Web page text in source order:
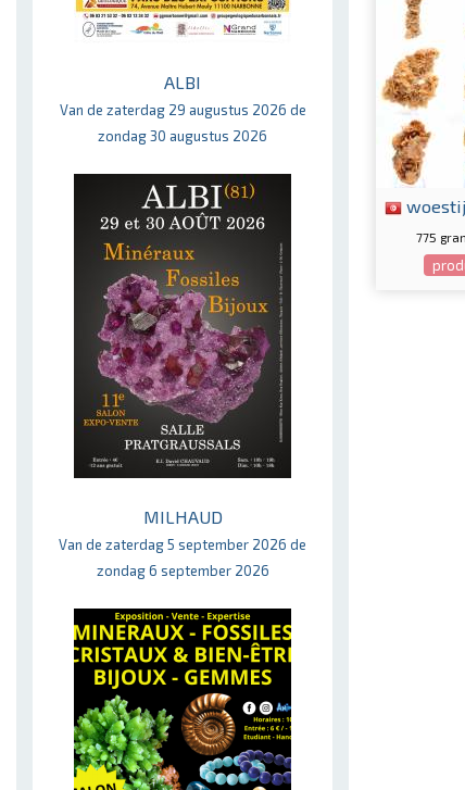
ALBI
Van de zaterdag 29 augustus 2026 de
zondag 30 augustus 2026
MILHAUD
Van de zaterdag 5 september 2026 de
zondag 6 september 2026
775